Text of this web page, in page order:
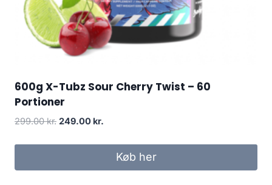
600g X-Tubz Sour Cherry Twist – 60
Portioner
299.00kr. Original
249.00 kr.
249.00 kr..
Køb her